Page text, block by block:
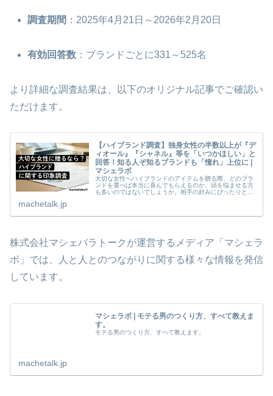
調査期間 ：2025年4月21日～2026年2月20日
有効回答数 ：ブランドごとに331～525名
より詳細な調査結果は、以下のオリジナル記事でご確認い
ただけます。
【ハイブランド調査】独身女性の半数以上が『デ
ィオール』『シャネル』等を「いつかほしい」と
回答！知る人ぞ知るブランドも「憧れ」上位に |
マシェラボ
大切な女性へハイブランドのアイテムを贈る際、どのブラ
ンドを選べば本当に喜んでもらえるのか、頭を悩ませる方
も多いのではないでしょうか。相手の好みにぴったりと合
machetalk.jp
株式会社マシェバラトークが運営するメディア「マシェラ
ボ」では、人と人とのつながりに関する様々な情報を発信
しています。
マシェラボ | モテる男のつくり方、すべて教えま
す。
モテる男のつくり方、すべて教えます。
machetalk.jp